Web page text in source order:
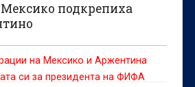
подкрепиха
на Мексико и Аржентина
си за президента на ФИФА